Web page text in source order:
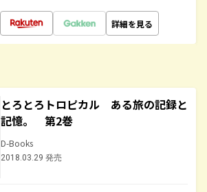
詳細を見る
とろとろトロピカル ある旅の記録と
記憶。 第2巻
D-Books
2018.03.29 発売